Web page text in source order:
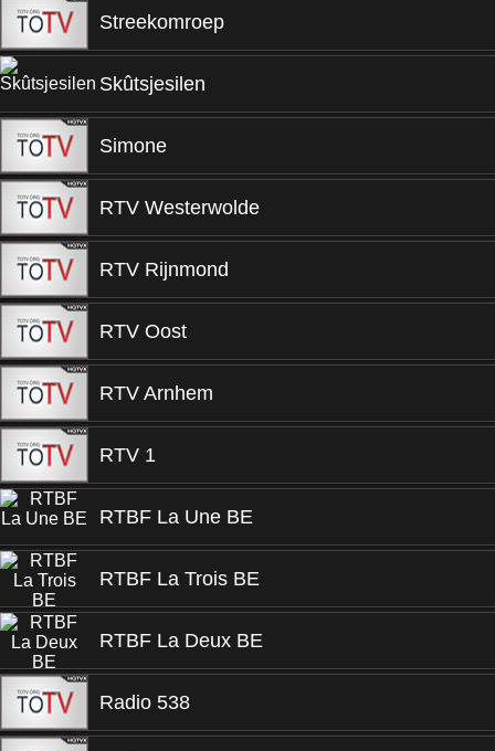
Streekomroep
Skûtsjesilen
Simone
RTV Westerwolde
RTV Rijnmond
RTV Oost
RTV Arnhem
RTV 1
RTBF La Une BE
RTBF La Trois BE
RTBF La Deux BE
Radio 538